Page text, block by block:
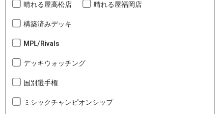
晴れる屋高松店 晴れる屋福岡店
構築済みデッキ
MPL/Rivals
デッキウォッチング
国別選手権
ミシックチャンピオンシップ